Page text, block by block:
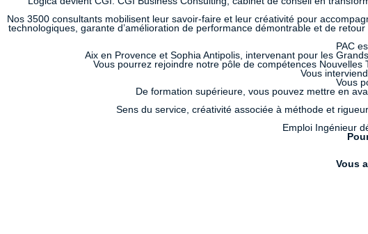
Nos 3500 consultants mobilisent leur savoir-faire et leur créativité pour
technologiques, garante d’amélioration de performance démontrable et de
PAC
Aix en Provence et Sophia Antipolis, intervenant pour les
Vous pourrez rejoindre notre pôle de compétences
Vous
Vous
De formation supérieure, vous pouvez mettre en
Sens du service, créativité associée à méthode et
Emploi Ingénieur
Vous